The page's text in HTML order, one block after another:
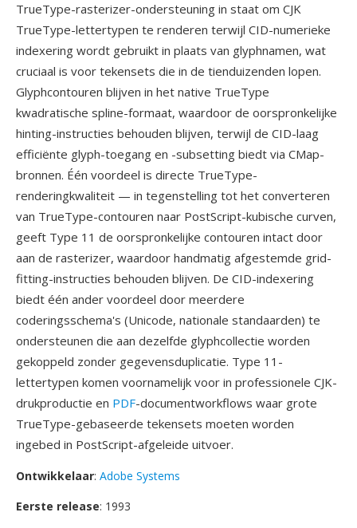
TrueType-rasterizer-ondersteuning in staat om CJK
TrueType-lettertypen te renderen terwijl CID-numerieke
indexering wordt gebruikt in plaats van glyphnamen, wat
cruciaal is voor tekensets die in de tienduizenden lopen.
Glyphcontouren blijven in het native TrueType
kwadratische spline-formaat, waardoor de oorspronkelijke
hinting-instructies behouden blijven, terwijl de CID-laag
efficiënte glyph-toegang en -subsetting biedt via CMap-
bronnen. Één voordeel is directe TrueType-
renderingkwaliteit — in tegenstelling tot het converteren
van TrueType-contouren naar PostScript-kubische curven,
geeft Type 11 de oorspronkelijke contouren intact door
aan de rasterizer, waardoor handmatig afgestemde grid-
fitting-instructies behouden blijven. De CID-indexering
biedt één ander voordeel door meerdere
coderingsschema's (Unicode, nationale standaarden) te
ondersteunen die aan dezelfde glyphcollectie worden
gekoppeld zonder gegevensduplicatie. Type 11-
lettertypen komen voornamelijk voor in professionele CJK-
drukproductie en PDF-documentworkflows waar grote
TrueType-gebaseerde tekensets moeten worden
ingebed in PostScript-afgeleide uitvoer.
Ontwikkelaar: Adobe Systems
Eerste release: 1993